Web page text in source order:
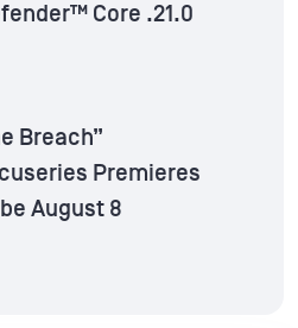
Core .21.0
Breach”
Premieres
August 8